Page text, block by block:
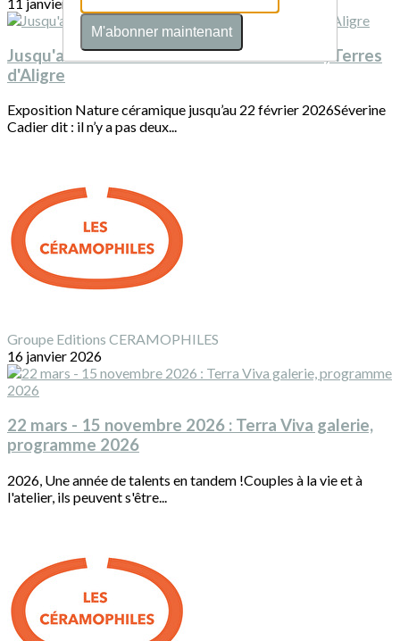
Jusqu'au 22 février 2026 : Séverine Cadier, Terres
d'Aligre
Exposition Nature céramique jusqu’au 22 février 2026Séverine
Cadier dit : il n’y a pas deux...
Groupe Editions CERAMOPHILES
16 janvier 2026
22 mars - 15 novembre 2026 : Terra Viva galerie,
programme 2026
2026, Une année de talents en tandem !Couples à la vie et à
l'atelier, ils peuvent s'être...
M'abonner maintenant